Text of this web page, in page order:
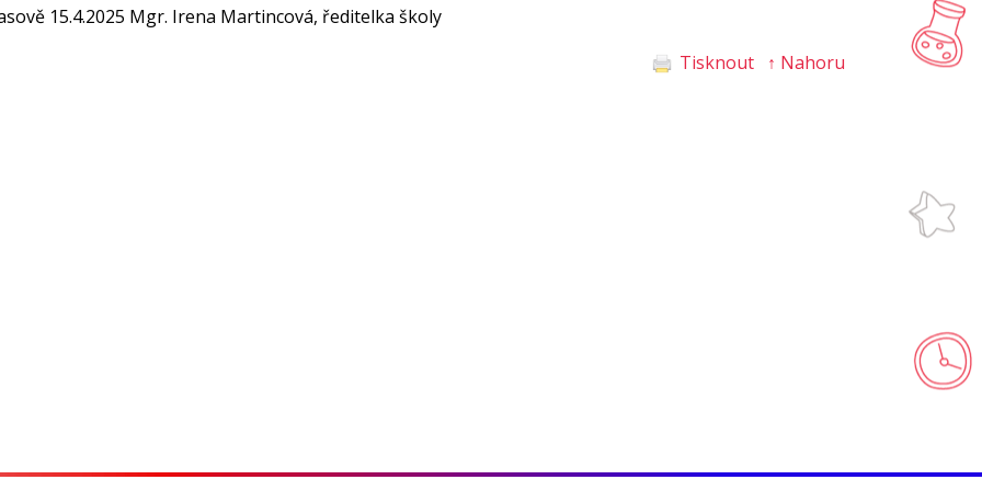
15.4.2025 Mgr. Irena Martincová, ředitelka školy
Tisknout
↑ Nahoru